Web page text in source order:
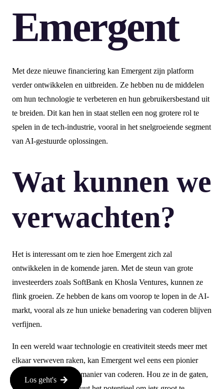
Emergent
Met deze nieuwe financiering kan Emergent zijn platform
verder ontwikkelen en uitbreiden. Ze hebben nu de middelen
om hun technologie te verbeteren en hun gebruikersbestand uit
te breiden. Dit kan hen in staat stellen een nog grotere rol te
spelen in de tech-industrie, vooral in het snelgroeiende segment
van AI-gestuurde oplossingen.
Wat kunnen we
verwachten?
Het is interessant om te zien hoe Emergent zich zal
ontwikkelen in de komende jaren. Met de steun van grote
investeerders zoals SoftBank en Khosla Ventures, kunnen ze
flink groeien. Ze hebben de kans om voorop te lopen in de AI-
markt, vooral als ze hun unieke benadering van coderen blijven
verfijnen.
In een wereld waar technologie en creativiteit steeds meer met
elkaar verweven raken, kan Emergent wel eens een pionier
worden in de nieuwe manier van coderen. Hou ze in de gaten,
Los geht's